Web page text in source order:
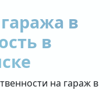
в
в
на гараж в